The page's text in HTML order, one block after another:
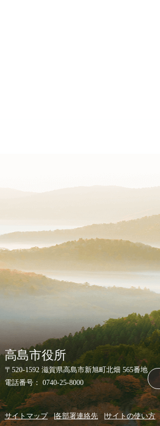
高島市役所
〒520-1592 滋賀県高島市新旭町北畑 565番地
電話番号： 0740-25-8000
サイトマップ 各部署連絡先 サイトの使い方